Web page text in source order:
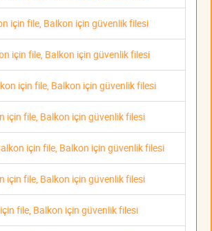
için file, Balkon için güvenlik filesi
için file, Balkon için güvenlik filesi
için file, Balkon için güvenlik filesi
için file, Balkon için güvenlik filesi
için file, Balkon için güvenlik filesi
için file, Balkon için güvenlik filesi
file, Balkon için güvenlik filesi